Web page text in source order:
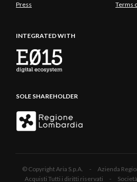
Press Terms
INTEGRATED WITH
SOLE SHAREHOLDER
© Copyright Aria S.p.A. - Azienda
Acquisti Tutti i diritti riservati - Società